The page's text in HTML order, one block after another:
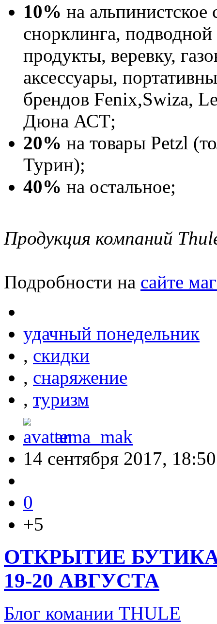
10% на
снорклинга,
продукты, веревку,
аксессуары,
брендов Fenix,Swiza,
Дюна АСТ;
20% на товары Petzl
Турин);
40% на остальное;
Продукция компаний
Подробности на сайте
удачный понедельник
, скидки
, снаряжение
, туризм
tema_mak
14 сентября 2017, 18:50
0
+5
ОТКРЫТИЕ
19-20 АВГУСТА
Блог комании THULE